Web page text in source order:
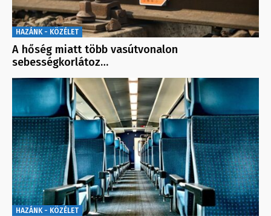
HAZÁNK - KÖZÉLET
A hőség miatt több vasútvonalon
sebességkorlátoz…
HAZÁNK - KÖZÉLET